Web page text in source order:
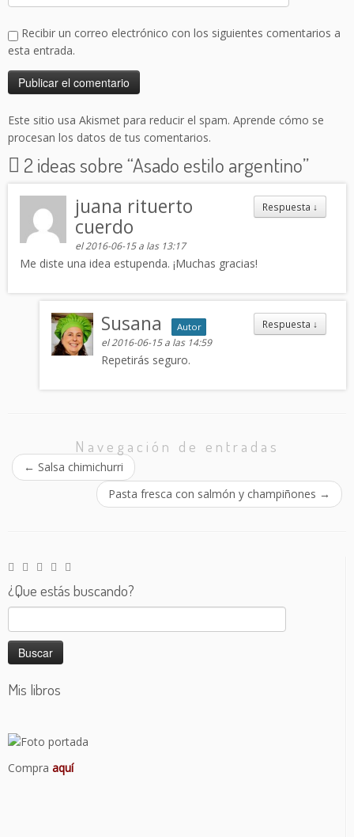
Recibir un correo electrónico con los siguientes comentarios a
esta entrada.
Este sitio usa Akismet para reducir el spam. Aprende cómo se
procesan los datos de tus comentarios.
2 ideas sobre “Asado estilo argentino”
Respuesta ↓
juana rituerto
cuerdo
el 2016-06-15 a las 13:17
Me diste una idea estupenda. ¡Muchas gracias!
Respuesta ↓
Susana Autor
el 2016-06-15 a las 14:59
Repetirás seguro.
Navegación de entradas
← Salsa chimichurri
Pasta fresca con salmón y champiñones →
¿Que estás buscando?
Mis libros
Compra aquí